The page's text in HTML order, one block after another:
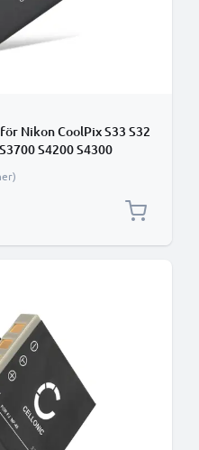
Nikon CoolPix S33 S32
S4200 S4300
W100 CoolPix
Kamera-
batteritid